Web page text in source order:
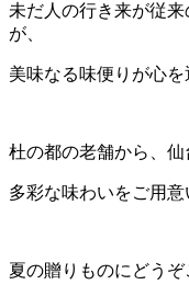
未だ人の行き来が従
が、
美味なる味便りが心を
杜の都の老舗から、
多彩な味わいをご用意
夏の贈りものにどうぞ